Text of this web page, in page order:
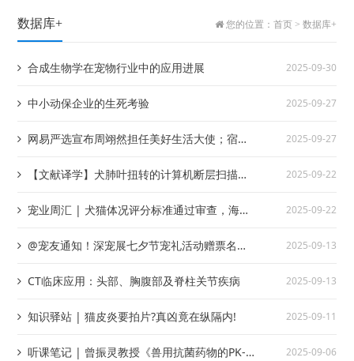
数据库+ 您的位置： 首页> 数据库+
合成生物学在宠物行业中的应用进展 2025-09-30
中小动保企业的生死考验 2025-09-27
网易严选宣布周翊然担任美好生活大使；宿迁
2025-09-27
【文献译学】犬肺叶扭转的计算机断层扫描特
2025-09-22
宠业周汇 | 犬猫体况评分标准通过审查，海正
2025-09-22
@宠友通知！深宠展七夕节宠礼活动赠票名单
2025-09-13
CT临床应用：头部、胸腹部及脊柱关节疾病 2025-09-13
知识驿站 | 猫皮炎要拍片?真凶竟在纵隔内! 2025-09-11
听课笔记 | 曾振灵教授《兽用抗菌药物的PK-
2025-09-06